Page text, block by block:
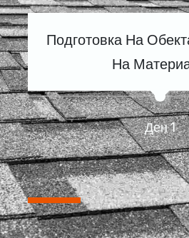
Ден 1
Подготовка На
На